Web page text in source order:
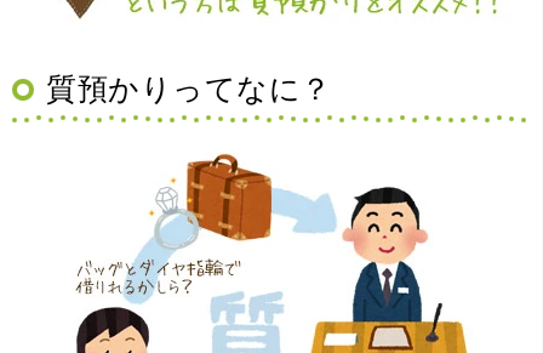
やすくとても良い時間になりました!!満足出来る買取です。
本当に有難う御座います!!
質預かりってなに？